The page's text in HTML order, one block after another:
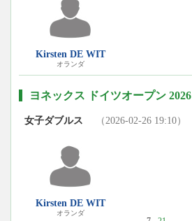
Kirsten DE WIT
オランダ
ヨネックス ドイツオープン 2026
女子ダブルス （2026-02-26 19:10）
Kirsten DE WIT
オランダ